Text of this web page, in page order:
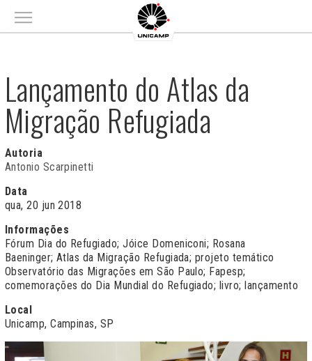
Main menu
Lançamento do Atlas da
Migração Refugiada
Autoria
Antonio Scarpinetti
Data
qua, 20 jun 2018
Informações
Fórum Dia do Refugiado; Jóice Domeniconi; Rosana
Baeninger; Atlas da Migração Refugiada; projeto temático
Observatório das Migrações em São Paulo; Fapesp;
comemorações do Dia Mundial do Refugiado; livro; lançamento
Local
Unicamp, Campinas, SP